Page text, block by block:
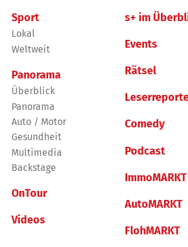
Sport
Lokal
Weltweit
Panorama
Überblick
Panorama
Auto / Motor
Gesundheit
Multimedia
Backstage
OnTour
Videos
s+ im
Events
Rätsel
Comedy
Podcast
ImmoMARKT
AutoMARKT
FlohMARKT